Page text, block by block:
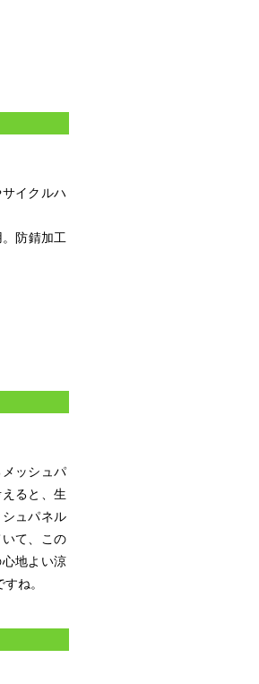
イクルハ
防錆加工
ッシュパ
ると、生
ュパネル
て、この
地よい涼
ね。